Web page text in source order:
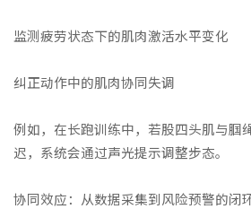
监测疲劳状态下的肌肉激活水平变化
纠正动作中的肌肉协同失调
例如，在长跑训练中，若股四头肌与腘
迟，系统会通过声光提示调整步态。
协同效应：从数据采集到风险预警的闭